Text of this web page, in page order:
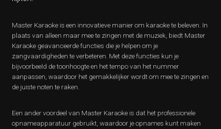
Master Karaoke is een innovatieve manier om karaoke te beleven. In
plaats van alleen maar mee te zingen met de muziek, biedt Master
Karaoke geavanceerde functies die je helpen om je
zangvaardigheden te verbeteren. Met deze functies kun je
bijvoorbeeld de toonhoogte en het tempo van het nummer
aanpassen, waardoor het gemakkelijker wordt om mee te zingen en
de juiste noten te raken.
Een ander voordeel van Master Karaoke is dat het professionele
opnameapparatuur gebruikt, waardoor je opnames kunt maken